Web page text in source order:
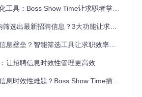
间
：Boss Show Time让求职者掌握求职主动权
最新招聘信息？3大功能让求职效率提升300%
壁垒？智能筛选工具让求职效率提升300%
让招聘信息时效性管理更高效
性难题？Boss Show Time插件让求职效率提升300%